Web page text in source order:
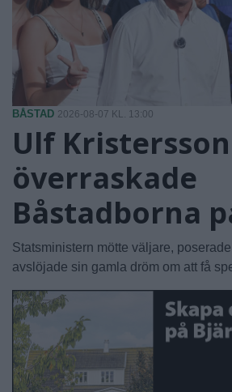
BÅSTAD 2026-08-07 KL. 13:00
Ulf Kristersson
överraskade
Båstadborna
Statsministern mötte väljare,
avslöjade sin gamla dröm om att få